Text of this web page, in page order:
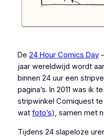
De 24 Hour Comics Day
jaar wereldwijd wordt
binnen 24 uur een
pagina’s. In 2011 was ik
stripwinkel Comiquest
wat foto’s), samen met
Tijdens 24 slapeloze